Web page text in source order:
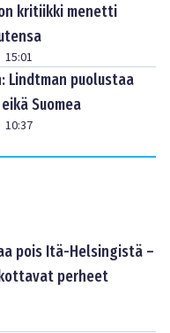
kritiikki menetti
15:01
Lindtman puolustaa
Suomea
10:37
pois Itä-Helsingistä –
perheet